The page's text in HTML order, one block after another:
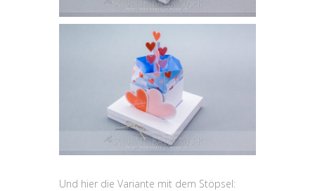
Und hier die Variante mit dem Stöpsel: